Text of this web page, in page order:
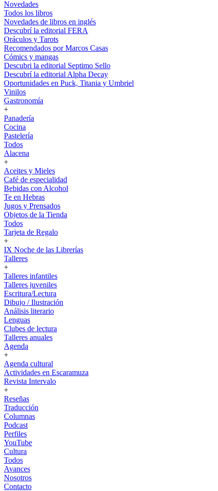
Novedades
Todos los libros
Novedades de libros en inglés
Descubrí la editorial FERA
Oráculos y Tarots
Recomendados por Marcos Casas
Cómics y mangas
Descubri la editorial Septimo Sello
Descubrí la editorial Alpha Decay
Oportunidades en Puck, Titania y Umbriel
Vinilos
Gastronomía
+
Panadería
Cocina
Pastelería
Todos
Alacena
+
Aceites y Mieles
Café de especialidad
Bebidas con Alcohol
Te en Hebras
Jugos y Prensados
Objetos de la Tienda
Todos
Tarjeta de Regalo
+
IX Noche de las Librerías
Talleres
+
Talleres infantiles
Talleres juveniles
Escritura/Lectura
Dibujo / Ilustración
Análisis literario
Lenguas
Clubes de lectura
Talleres anuales
Agenda
+
Agenda cultural
Actividades en Escaramuza
Revista Intervalo
+
Reseñas
Traducción
Columnas
Podcast
Perfiles
YouTube
Cultura
Todos
Avances
Nosotros
Contacto